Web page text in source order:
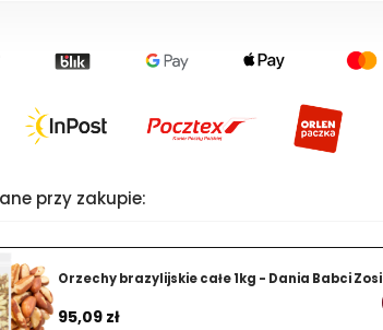
przy zakupie:
Orzechy brazylijskie całe 1kg - Dania Babci Zosi
Cena
95,09 zł